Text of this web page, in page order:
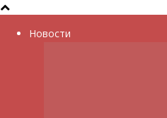
Новости